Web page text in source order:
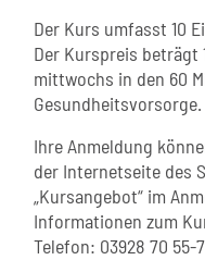
Der Kurs umfasst 10
Der Kurspreis beträgt
mittwochs in den 60
Gesundheitsvorsorge.
Ihre Anmeldung
der Internetseite des
„Kursangebot“ im
Informationen zum
Telefon: 03928 70 55-